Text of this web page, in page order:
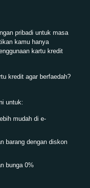
pribadi untuk masa
kamu hanya
kartu kredit
kredit agar berfaedah?
untuk:
mudah di e-
barang dengan diskon
bunga 0%